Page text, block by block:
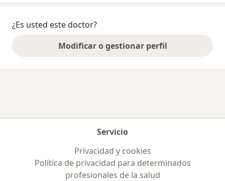
¿Es usted este doctor?
Modificar o gestionar perfil
Servicio
Privacidad y cookies
Política de privacidad para determinados
profesionales de la salud